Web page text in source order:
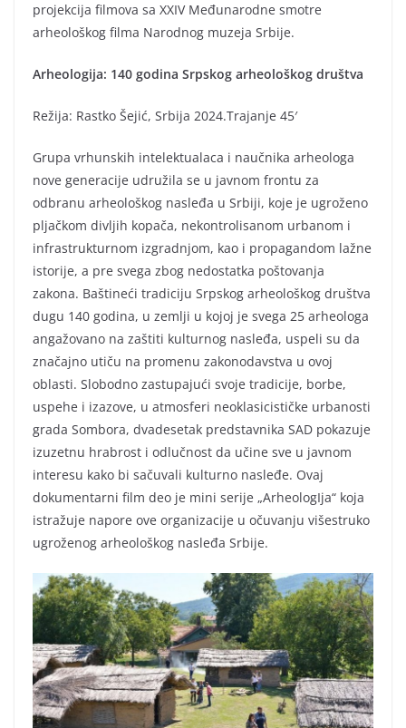
projekcija filmova sa XXIV Međunarodne smotre
arheološkog filma Narodnog muzeja Srbije.
Arheologija: 140 godina Srpskog arheološkog društva
Režija: Rastko Šejić, Srbija 2024.Trajanje 45′
Grupa vrhunskih intelektualaca i naučnika arheologa
nove generacije udružila se u javnom frontu za
odbranu arheološkog nasleđa u Srbiji, koje je ugroženo
pljačkom divljih kopača, nekontrolisanom urbanom i
infrastrukturnom izgradnjom, kao i propagandom lažne
istorije, a pre svega zbog nedostatka poštovanja
zakona. Baštineći tradiciju Srpskog arheološkog društva
dugu 140 godina, u zemlji u kojoj je svega 25 arheologa
angažovano na zaštiti kulturnog nasleđa, uspeli su da
značajno utiču na promenu zakonodavstva u ovoj
oblasti. Slobodno zastupajući svoje tradicije, borbe,
uspehe i izazove, u atmosferi neoklasicističke urbanosti
grada Sombora, dvadesetak predstavnika SAD pokazuje
izuzetnu hrabrost i odlučnost da učine sve u javnom
interesu kako bi sačuvali kulturno nasleđe. Ovaj
dokumentarni film deo je mini serije „ArheologIja“ koja
istražuje napore ove organizacije u očuvanju višestruko
ugroženog arheološkog nasleđa Srbije.